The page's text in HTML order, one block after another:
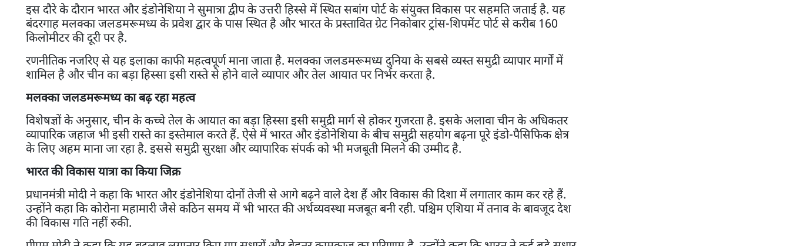
इस दौरे के दौरान भारत और इंडोनेशिया ने सुमात्रा द्वीप के उत्तरी हिस्से में स्थित सबांग पोर्ट के संयुक्त विकास पर सहमति जताई है. यह
बंदरगाह मलक्का जलडमरूमध्य के प्रवेश द्वार के पास स्थित है और भारत के प्रस्तावित ग्रेट निकोबार ट्रांस-शिपमेंट पोर्ट से करीब 160
किलोमीटर की दूरी पर है.
रणनीतिक नजरिए से यह इलाका काफी महत्वपूर्ण माना जाता है. मलक्का जलडमरूमध्य दुनिया के सबसे व्यस्त समुद्री व्यापार मार्गों में
शामिल है और चीन का बड़ा हिस्सा इसी रास्ते से होने वाले व्यापार और तेल आयात पर निर्भर करता है.
मलक्का जलडमरूमध्य का बढ़ रहा महत्व
विशेषज्ञों के अनुसार, चीन के कच्चे तेल के आयात का बड़ा हिस्सा इसी समुद्री मार्ग से होकर गुजरता है. इसके अलावा चीन के अधिकतर
व्यापारिक जहाज भी इसी रास्ते का इस्तेमाल करते हैं. ऐसे में भारत और इंडोनेशिया के बीच समुद्री सहयोग बढ़ना पूरे इंडो-पैसिफिक क्षेत्र
के लिए अहम माना जा रहा है. इससे समुद्री सुरक्षा और व्यापारिक संपर्क को भी मजबूती मिलने की उम्मीद है.
भारत की विकास यात्रा का किया जिक्र
प्रधानमंत्री मोदी ने कहा कि भारत और इंडोनेशिया दोनों तेजी से आगे बढ़ने वाले देश हैं और विकास की दिशा में लगातार काम कर रहे हैं.
उन्होंने कहा कि कोरोना महामारी जैसे कठिन समय में भी भारत की अर्थव्यवस्था मजबूत बनी रही. पश्चिम एशिया में तनाव के बावजूद देश
की विकास गति नहीं रुकी.